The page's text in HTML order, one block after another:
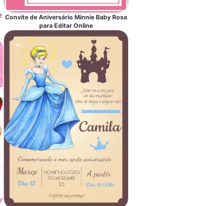
Convite de Aniversário Minnie Baby Rosa
para Editar Online